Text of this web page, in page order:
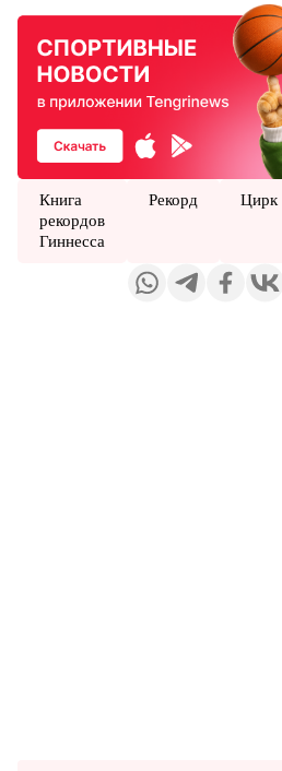
Книга
рекордов
Гиннесса
Рекорд Цирк